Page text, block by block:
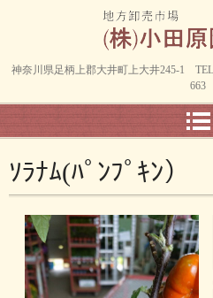
神奈川県足柄上郡大井町上大井245-1
663
ｿﾗﾅﾑ(ﾊﾟﾝﾌﾟｷﾝ）